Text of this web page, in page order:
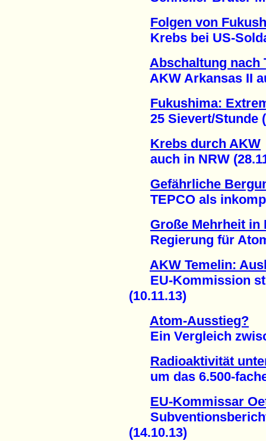
Folgen von
Krebs bei US-
Abschaltung nach
AKW Arkansas II
Fukushima:
25 Sievert/Stunde
Krebs durch AKW
auch in NRW
Gefährliche
TEPCO als
Große Mehrheit in
Regierung für
AKW Temelin:
EU-Kommission
(10.11.13)
Atom-Ausstieg?
Ein Vergleich
Radioaktivität
um das 6.500-fache
EU-Kommissar
Subventionsbericht
(14.10.13)